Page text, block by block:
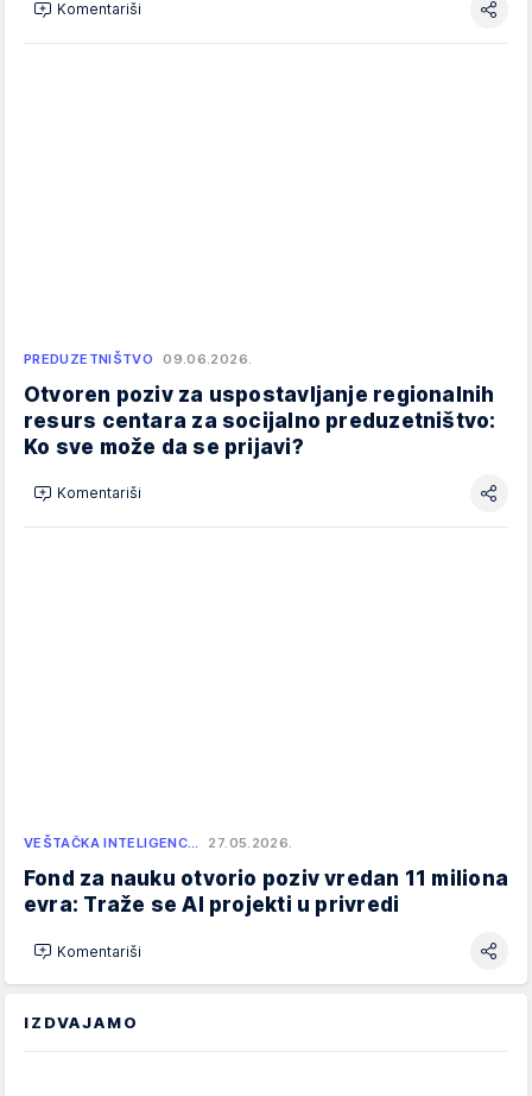
Komentariši
PREDUZETNIŠTVO 09.06.2026.
Otvoren poziv za uspostavljanje regionalnih
resurs centara za socijalno preduzetništvo:
Ko sve može da se prijavi?
Komentariši
VEŠTAČKA INTELIGENC… 27.05.2026.
Fond za nauku otvorio poziv vredan 11 miliona
evra: Traže se AI projekti u privredi
Komentariši
IZDVAJAMO